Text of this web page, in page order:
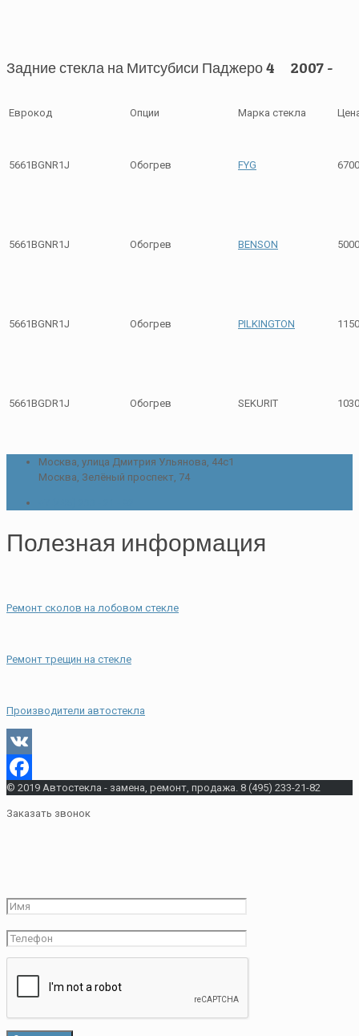
Задние стекла на Митсубиси Паджеро 4 2007 -
Еврокод Опции Марка стекла
5661BGNR1J Обогрев FYG 6700
5661BGNR1J Обогрев BENSON 5000
5661BGNR1J Обогрев PILKINGTON
5661BGDR1J Обогрев SEKURIT
Москва, улица Дмитрия Ульянова, 44с1
Москва, Зелёный проспект, 74
Полезная информация
Ремонт сколов на лобовом стекле
Ремонт трещин на стекле
Производители автостекла
VK
Facebook
© 2019 Автостекла - замена, ремонт, продажа. 8 (495) 233-21-82
Заказать звонок